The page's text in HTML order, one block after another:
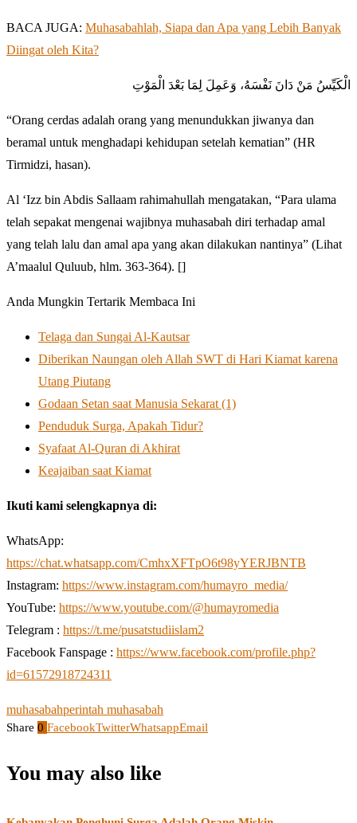
BACA JUGA: Muhasabahlah, Siapa dan Apa yang Lebih Banyak
Diingat oleh Kita?
الْكَيِّسُ مَنْ دَانَ نَفْسَهُ، وَعَمِلَ لِمَا بَعْدَ الْمَوْتِ
“Orang cerdas adalah orang yang menundukkan jiwanya dan
beramal untuk menghadapi kehidupan setelah kematian” (HR
Tirmidzi, hasan).
Al ‘Izz bin Abdis Sallaam rahimahullah mengatakan, “Para ulama
telah sepakat mengenai wajibnya muhasabah diri terhadap amal
yang telah lalu dan amal apa yang akan dilakukan nantinya” (Lihat
A’maalul Quluub, hlm. 363-364). []
Anda Mungkin Tertarik Membaca Ini
Telaga dan Sungai Al-Kautsar
Diberikan Naungan oleh Allah SWT di Hari Kiamat karena
Utang Piutang
Godaan Setan saat Manusia Sekarat (1)
Penduduk Surga, Apakah Tidur?
Syafaat Al-Quran di Akhirat
Keajaiban saat Kiamat
Ikuti kami selengkapnya di:
WhatsApp:
https://chat.whatsapp.com/CmhxXFTpO6t98yYERJBNTB
Instagram: https://www.instagram.com/humayro_media/
YouTube: https://www.youtube.com/@humayromedia
Telegram : https://t.me/pusatstudiislam2
Facebook Fanspage : https://www.facebook.com/profile.php?
id=61572918724311
muhasabahperintah muhasabah
Share 0 FacebookTwitterWhatsappEmail
You may also like